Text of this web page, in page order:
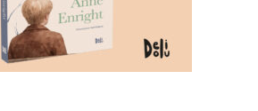
anlatıyor.
dört bir yanında barış ve